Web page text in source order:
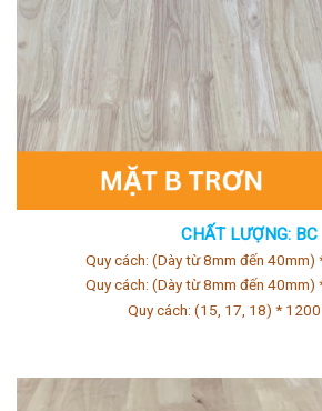
CHẤT LƯỢNG: BC
Quy cách: (Dày từ 8mm đến
Quy cách: (Dày từ 8mm đến
Quy cách: (15, 17, 18) *